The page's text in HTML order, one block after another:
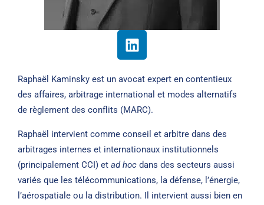
Raphaël Kaminsky est un avocat expert en contentieux
des affaires, arbitrage international et modes alternatifs
de règlement des conflits (MARC).
Raphaël intervient comme conseil et arbitre dans des
arbitrages internes et internationaux institutionnels
(principalement CCI) et ad hoc dans des secteurs aussi
variés que les télécommunications, la défense, l’énergie,
l’aérospatiale ou la distribution. Il intervient aussi bien en